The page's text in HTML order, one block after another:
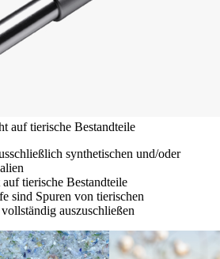
auf tierische Bestandteile
synthetischen und/oder
tierische Bestandteile
sind Spuren von tierischen
auszuschließen